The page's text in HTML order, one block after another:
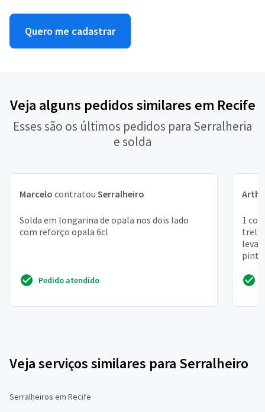
Quero me cadastrar
Veja alguns pedidos similares em Recife
Esses são os últimos pedidos para Serralheria
e solda
Marcelo contratou Serralheiro
Solda em longarina de opala nos dois lado
com reforço opala 6cl
Pedido atendido
1
Veja serviços similares para Serralheiro
Serralheiros em Recife